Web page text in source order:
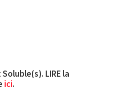
LIRE la
ici.